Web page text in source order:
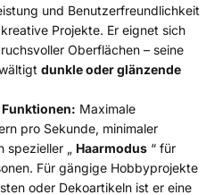
und Benutzerfreundlichkeit
Projekte. Er eignet sich
Oberflächen – seine
dunkle oder glänzende
Maximale
pro Sekunde, minimaler
spezieller „ Haarmodus “ für
Für gängige Hobbyprojekte
oder Dekoartikeln ist er eine